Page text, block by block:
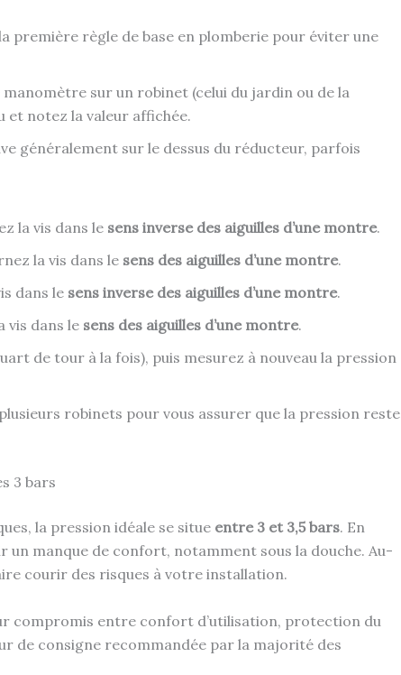
la première règle de base en plomberie pour éviter une
manomètre sur un robinet (celui du jardin ou de la
et notez la valeur affichée.
généralement sur le dessus du réducteur, parfois
la vis dans le sens inverse des aiguilles d’une montre.
la vis dans le sens des aiguilles d’une montre.
dans le sens inverse des aiguilles d’une montre.
vis dans le sens des aiguilles d’une montre.
de tour à la fois), puis mesurez à nouveau la pression
robinets pour vous assurer que la pression reste
3 bars
la pression idéale se situe entre 3 et 3,5 bars. En
un manque de confort, notamment sous la douche. Au-
courir des risques à votre installation.
compromis entre confort d’utilisation, protection du
de consigne recommandée par la majorité des